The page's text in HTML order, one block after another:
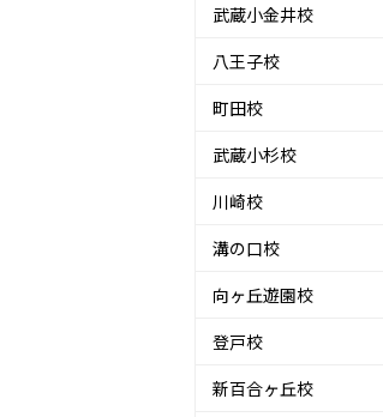
武蔵小金井校
八王子校
町田校
武蔵小杉校
川崎校
溝の口校
向ヶ丘遊園校
登戸校
新百合ヶ丘校